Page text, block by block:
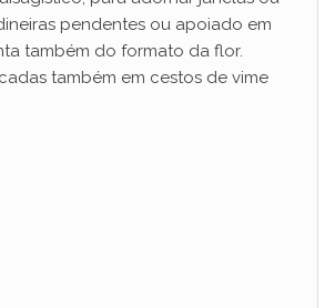
pendentes ou apoiado em
também do formato da flor.
também em cestos de vime